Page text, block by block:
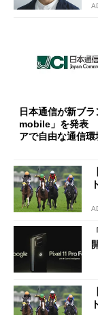
日本通信が新ブ
mobile」を発表
アで自由な通信環